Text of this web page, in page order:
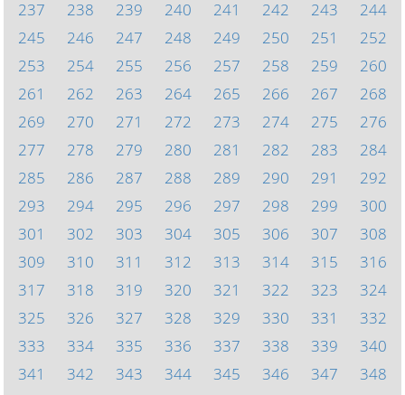
237
238 239 240 241 242 243
244
245
246 247 248 249 250 251
252
253
254 255 256 257 258 259
260
261
262 263 264 265 266 267
268
269
270 271 272 273 274 275
276
277
278 279 280 281 282 283
284
285
286 287 288 289 290 291
292
293
294 295 296 297 298 299
300
301
302 303 304 305 306 307
308
309
310 311 312 313 314 315
316
317
318 319 320 321 322 323
324
325
326 327 328 329 330 331
332
333
334 335 336 337 338 339
340
341
342 343 344 345 346 347
348